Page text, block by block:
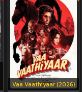
Vaa Vaathiyaar (2026)